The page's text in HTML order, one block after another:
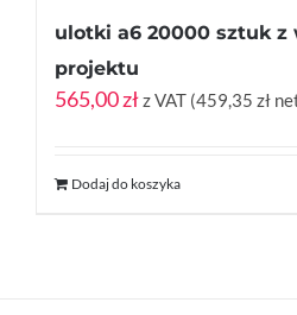
ulotki a6 20000 sztuk z
projektu
565,00złz VAT (459,35 zł
Dodaj do koszyka